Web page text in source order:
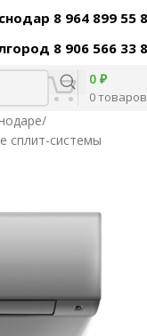
8 964 899 55
8 906 566 33
0товаров
0 ₽
/
сплит-системы
Код товара:30073